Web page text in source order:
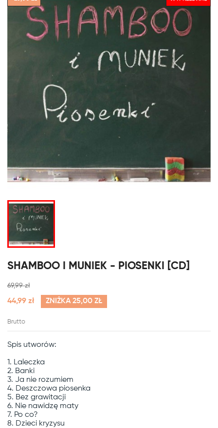
SHAMBOO I MUNIEK - PIOSENKI [CD]
69,99 zł
44,99 zł ZNIŻKA 25,00 ZŁ
Brutto
Spis utworów:
1. Laleczka
2. Banki
3. Ja nie rozumiem
4. Deszczowa piosenka
5. Bez grawitacji
6. Nie nawidzę maty
7. Po co?
8. Dzieci kryzysu